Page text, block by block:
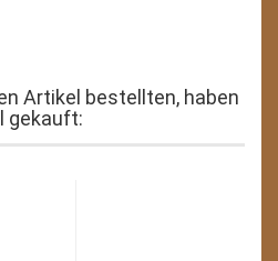
Artikel bestellten, haben
gekauft: